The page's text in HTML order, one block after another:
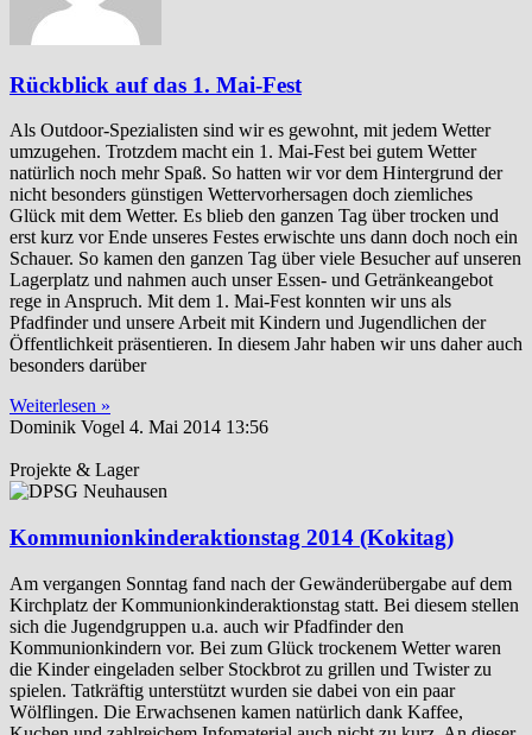
Rückblick auf das 1. Mai-Fest
Als Outdoor-Spezialisten sind wir es gewohnt, mit jedem Wetter
umzugehen. Trotzdem macht ein 1. Mai-Fest bei gutem Wetter
natürlich noch mehr Spaß. So hatten wir vor dem Hintergrund der
nicht besonders günstigen Wettervorhersagen doch ziemliches
Glück mit dem Wetter. Es blieb den ganzen Tag über trocken und
erst kurz vor Ende unseres Festes erwischte uns dann doch noch ein
Schauer. So kamen den ganzen Tag über viele Besucher auf unseren
Lagerplatz und nahmen auch unser Essen- und Getränkeangebot
rege in Anspruch. Mit dem 1. Mai-Fest konnten wir uns als
Pfadfinder und unsere Arbeit mit Kindern und Jugendlichen der
Öffentlichkeit präsentieren. In diesem Jahr haben wir uns daher auch
besonders darüber
Weiterlesen »
Dominik Vogel 4. Mai 2014 13:56
Projekte & Lager
Kommunionkinderaktionstag 2014 (Kokitag)
Am vergangen Sonntag fand nach der Gewänderübergabe auf dem
Kirchplatz der Kommunionkinderaktionstag statt. Bei diesem stellen
sich die Jugendgruppen u.a. auch wir Pfadfinder den
Kommunionkindern vor. Bei zum Glück trockenem Wetter waren
die Kinder eingeladen selber Stockbrot zu grillen und Twister zu
spielen. Tatkräftig unterstützt wurden sie dabei von ein paar
Wölflingen. Die Erwachsenen kamen natürlich dank Kaffee,